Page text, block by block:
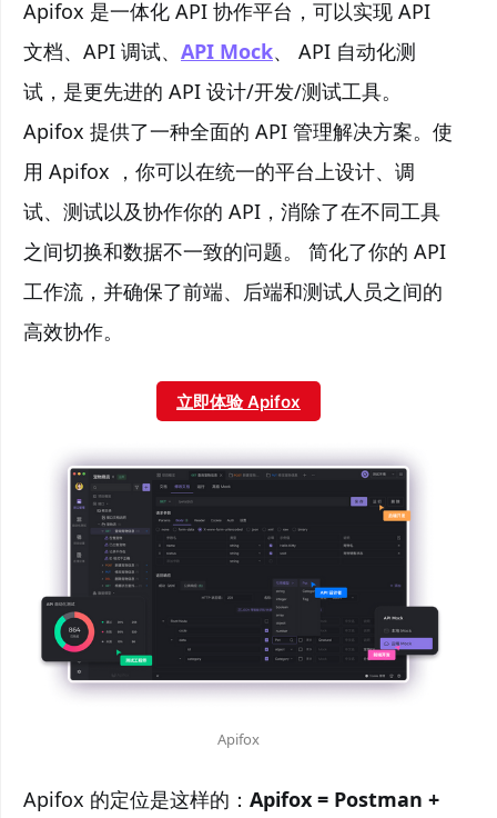
Apifox 是一体化 API 协作平台，可以实现 API
文档、API 调试、 API Mock、 API 自动化测
试，是更先进的 API 设计/开发/测试工具。
Apifox 提供了一种全面的 API 管理解决方案。使
用 Apifox ，你可以在统一的平台上设计、调
试、测试以及协作你的 API，消除了在不同工具
之间切换和数据不一致的问题。 简化了你的 API
工作流，并确保了前端、后端和测试人员之间的
高效协作。
立即体验 Apifox
Apifox
Apifox 的定位是这样的： Apifox = Postman +